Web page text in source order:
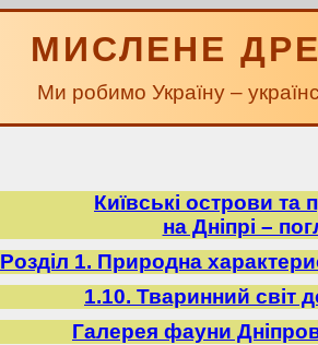
МИСЛЕНЕ
Ми робимо Україну –
Київські острови
на Дніпрі –
Розділ 1. Природна
1.10. Тваринний світ
Галерея фауни